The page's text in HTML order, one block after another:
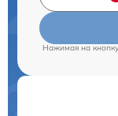
Нажимая на